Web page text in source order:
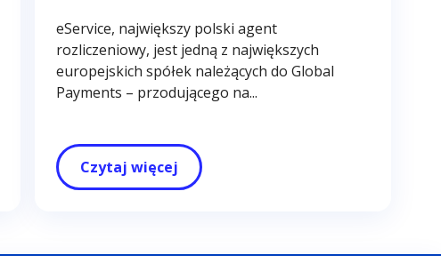
eService, największy polski agent
rozliczeniowy, jest jedną z największych
europejskich spółek należących do Global
Payments – przodującego na...
Czytaj więcej